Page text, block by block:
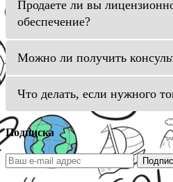
Продаете ли вы
обеспечение?
Можно ли получить
Что делать, если нужного
Подписка